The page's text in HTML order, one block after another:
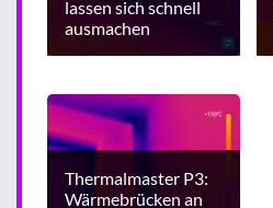
lassen sich schnell
ausmachen
Thermalmaster P3:
Wärmebrücken an